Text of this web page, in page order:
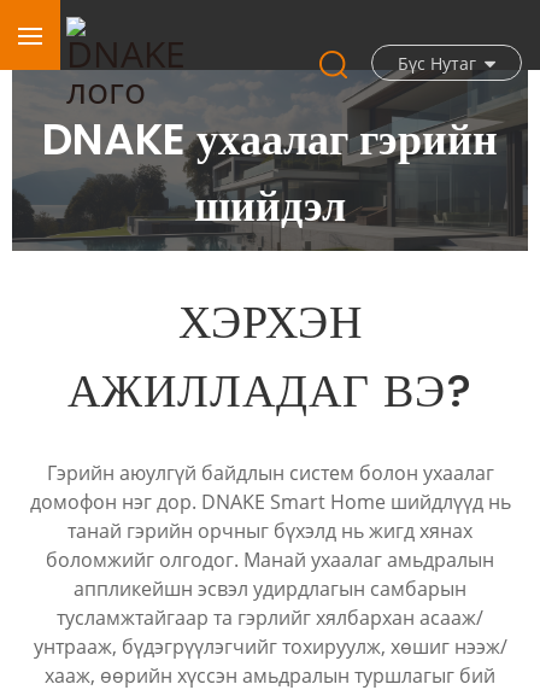
Бүс Нутаг
DNAKE ухаалаг гэрийн
шийдэл
ХЭРХЭН
АЖИЛЛАДАГ ВЭ?
Гэрийн аюулгүй байдлын систем болон ухаалаг
домофон нэг дор. DNAKE Smart Home шийдлүүд нь
танай гэрийн орчныг бүхэлд нь жигд хянах
боломжийг олгодог. Манай ухаалаг амьдралын
аппликейшн эсвэл удирдлагын самбарын
тусламжтайгаар та гэрлийг хялбархан асааж/
унтрааж, бүдэгрүүлэгчийг тохируулж, хөшиг нээж/
хааж, өөрийн хүссэн амьдралын туршлагыг бий